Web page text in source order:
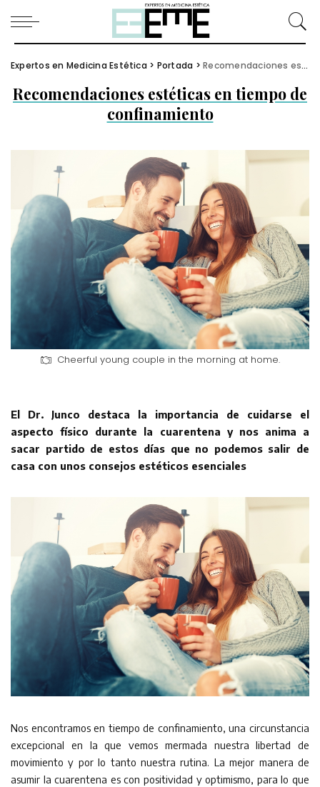
Expertos en Medicina Estética > Portada >Recomendaciones estéticas en tiempo de confinamiento
Recomendaciones estéticas en tiempo de
confinamiento
Cheerful young couple in the morning at home.
El Dr. Junco destaca la importancia de cuidarse el
aspecto físico durante la cuarentena y nos anima a
sacar partido de estos días que no podemos salir de
casa con unos consejos estéticos esenciales
Nos encontramos en tiempo de confinamiento, una circunstancia
excepcional en la que vemos mermada nuestra libertad de
movimiento y por lo tanto nuestra rutina. La mejor manera de
asumir la cuarentena es con positividad y optimismo, para lo que